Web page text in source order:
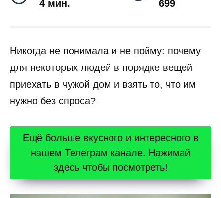
4 мин. 699
Никогда не понимала и не пойму: почему
для некоторых людей в порядке вещей
приехать в чужой дом и взять то, что им
нужно без спроса?
Ещё больше вкусного и интересного в
нашем Телеграм канале. Нажимай
здесь чтобы посмотреть!